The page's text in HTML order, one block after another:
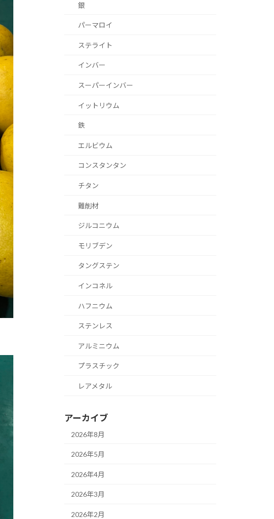
銀
パーマロイ
ステライト
インバー
スーパーインバー
イットリウム
鉄
エルビウム
コンスタンタン
チタン
難削材
ジルコニウム
モリブデン
タングステン
インコネル
ハフニウム
ステンレス
アルミニウム
プラスチック
レアメタル
アーカイブ
2026年8月
2026年5月
2026年4月
2026年3月
2026年2月